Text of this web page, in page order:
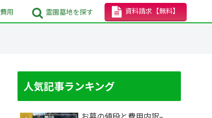
費用 霊園墓地を探す 資料請求 【無料】
人気記事ランキング